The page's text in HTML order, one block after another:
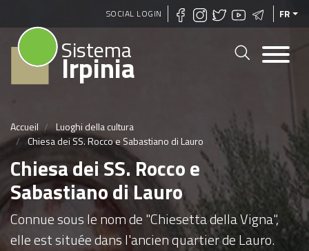
Aller
au
SOCIAL LOGIN FR
Sistema
Irpinia
Accueil
Luoghi della cultura
Chiesa dei SS. Rocco e Sabastiano di Lauro
Chiesa dei SS. Rocco e
Sabastiano di Lauro
Connue sous le nom de "Chiesetta della Vigna",
elle est située dans l'ancien quartier de Lauro.